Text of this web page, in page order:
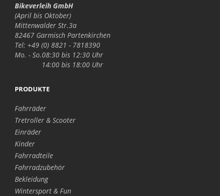
Bikeverleih GmbH
(April bis Oktober)
Mittenwalder Str.3a
82467 Garmisch Partenkirchen
Tel: +49 (0) 8821 - 7818390
Mo. - So.08:30 bis 12:30 Uhr
14:00 bis 18:00 Uhr
PRODUKTE
Fahrräder
Tretroller & Scooter
Einräder
Kinder
Fahrradteile
Fahrradzubehör
Bekleidung
Wintersport & Fun